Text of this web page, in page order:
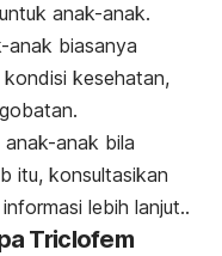
anak-anak.
anak biasanya
kesehatan,
anak bila
itu, konsultasikan
lebih lanjut..
Triclofem